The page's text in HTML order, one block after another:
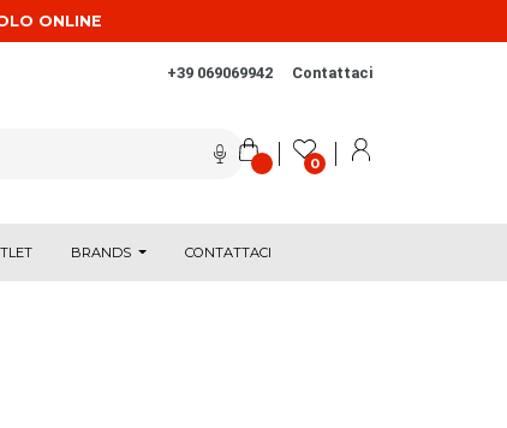
ONLINE
+39 069069942 Contattaci
0
BRANDS CONTATTACI